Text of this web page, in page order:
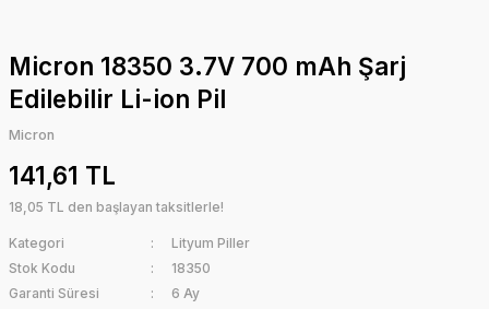
Micron 18350 3.7V 700 mAh Şarj
Edilebilir Li-ion Pil
Micron
141,61 TL
18,05 TL den başlayan taksitlerle!
Kategori
Lityum Piller
Stok Kodu
18350
Garanti Süresi
6 Ay